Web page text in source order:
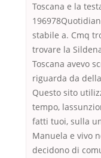
Toscana e la
stabile a. Cmq
trovare la
Toscana avevo
riguarda da
Questo sito
tempo,
fatti tuoi, sulla
Manuela e vivo
decidono di